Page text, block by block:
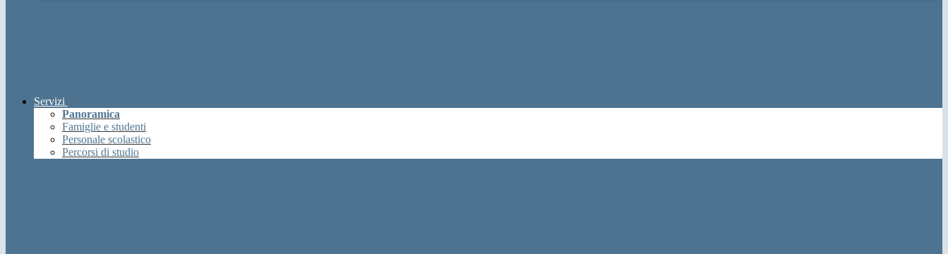
Servizi
Panoramica
Famiglie e studenti
Personale scolastico
Percorsi di studio